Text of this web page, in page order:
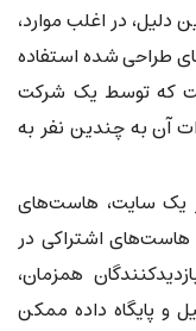
در اغلب موارد،
طراحی شده استفاده
که توسط یک شرکت
آن به چندین نفر به
یک سایت، هاست‌های
هاست‌های اشتراکی در
همزمان،
و پایگاه داده ممکن